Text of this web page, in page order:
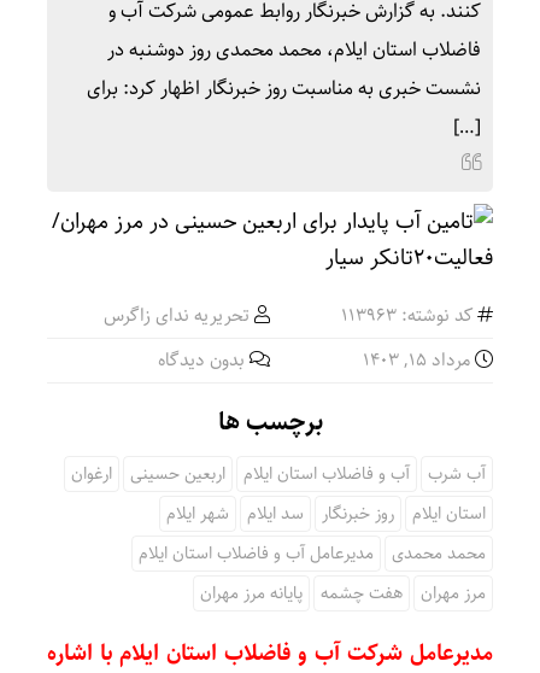
کنند. به گزارش خبرنگار روابط عمومی شرکت آب و
فاضلاب استان ایلام، محمد محمدی روز دوشنبه در
نشست خبری به مناسبت روز خبرنگار اظهار کرد: برای
[…]
کد نوشته: 113963
تحریریه ندای زاگرس
مرداد ۱۵, ۱۴۰۳
بدون دیدگاه
برچسب ها
آب شرب آب و فاضلاب استان ایلام اربعین حسینی
ارغوان
استان ایلام
روز خبرنگار سد ایلام
شهر ایلام
محمد محمدی
مدیرعامل آب و فاضلاب استان ایلام
مرز مهران
هفت چشمه پایانه مرز مهران
مدیرعامل شرکت آب و فاضلاب استان ایلام با اشاره